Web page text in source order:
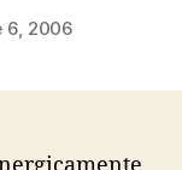
6, 2006